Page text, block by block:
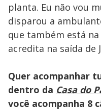
planta. Eu não vou
disparou a
que também está
acredita na saída de
Quer acompanhar
dentro da Casa do
você acompanha 8